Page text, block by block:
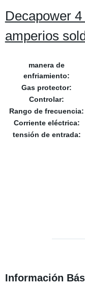
Decapower
amperios
manera de
enfriamiento:
Gas protector:
Controlar:
Rango de frecuencia:
Corriente eléctrica:
tensión de entrada:
Información